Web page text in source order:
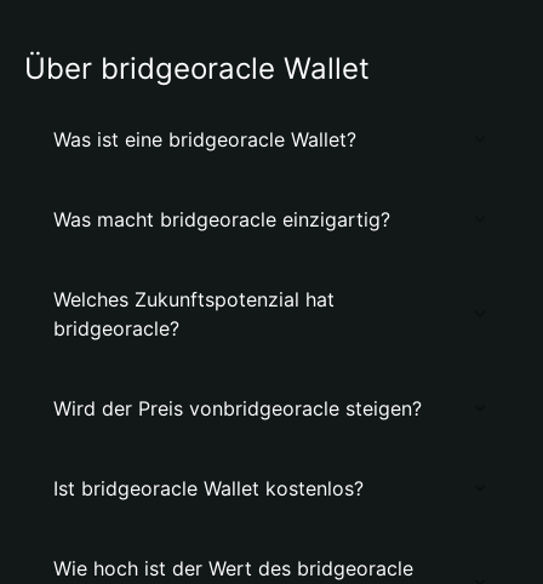
Über bridgeoracle Wallet
Was ist eine bridgeoracle Wallet?
Was macht bridgeoracle einzigartig?
Welches Zukunftspotenzial hat
bridgeoracle?
Wird der Preis vonbridgeoracle steigen?
Ist bridgeoracle Wallet kostenlos?
Wie hoch ist der Wert des bridgeoracle